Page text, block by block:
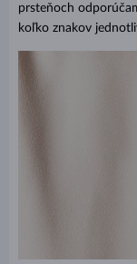
prsteňoch
koľko znakov